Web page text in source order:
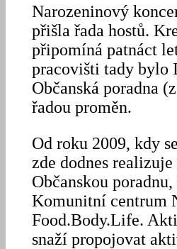
Narozeninový
přišla řada hostů.
připomíná patnáct
pracovišti tady bylo
Občanská poradna
řadou proměn.
Od roku 2009, kdy
zde dodnes
Občanskou
Komunitní centrum
Food.Body.Life.
snaží propojovat